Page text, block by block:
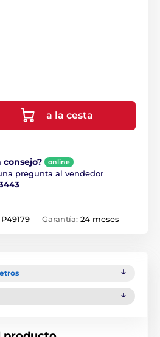
a la cesta
consejo? online
pregunta al vendedor
P49179 Garantía: 24 meses